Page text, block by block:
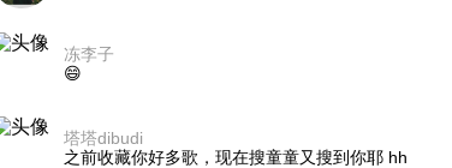
冻李子
😄
塔塔dibudi
之前收藏你好多歌，现在搜童童又搜到你耶 hh